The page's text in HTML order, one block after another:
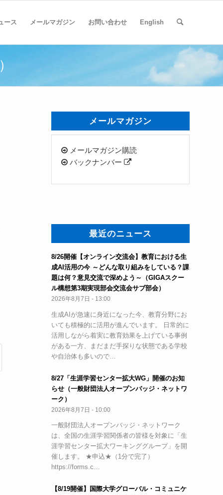
ース メールマガジン お問い合わせ English
メールマガジン
メールマガジン購読
バックナンバー
最近のニュース
8/26開催【オンライン交流会】教育における生
成AI活用の今 ～どんな取り組みをしている？課
題は何？意見交流で深めよう～（GIGAスクー
ル構想第3期実現部会交流会サブ部会）
2026年8月7日 - 13:00
生成AIが急速に身近になった今、教育分野にお
いても積極的に活用が進んでいます。 日常的に
活用しながら着実に教育効果を上げている事例
がある一方、まだまだ手探りな状態である学校
や自治体も多いので…
8/27「生涯学習センター拡大WG」開催のお知
らせ（一般財団法人オープンバッジ・ネットワ
ーク）
2026年8月7日 - 10:00
一般財団法人オープンバッジ・ネットワーク
は、全国の生涯学習関係者の皆様を対象に「生
涯学習センター拡大ワーキンググループ」を開
催します。 ★申込★（1分で完了）
https://forms.c…
【8/19開催】国際大学グローバル・コミュニケ